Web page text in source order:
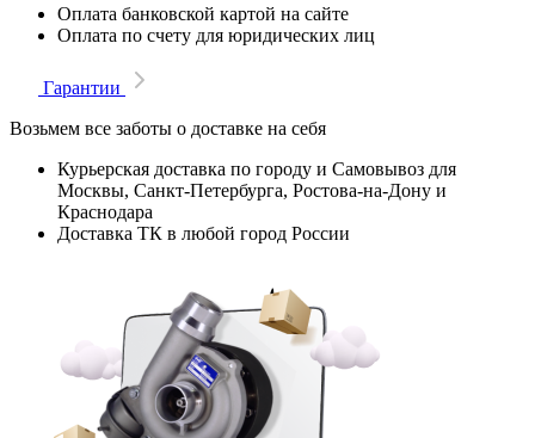
Оплата банковской картой на сайте
Оплата по счету для юридических лиц
Гарантии
Возьмем все заботы о доставке на себя
Курьерская доставка по городу и Самовывоз для
Москвы, Санкт-Петербурга, Ростова-на-Дону и
Краснодара
Доставка ТК в любой город России